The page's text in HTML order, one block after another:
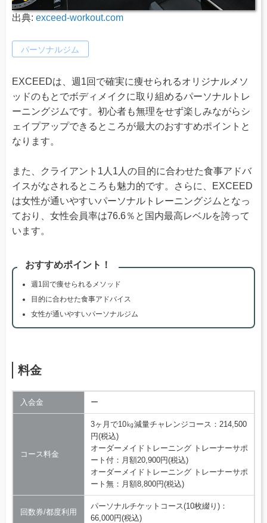
出典: exceed-workout.com
パーソナルジム
EXCEEDは、週1回で確実に痩せられるオリジナルメソ
ッドのもとでボディメイクに取り組めるパーソナルトレ
ーニングジムです。初心者も無理をせず楽しみながらシ
ェイプアップできるところが最大のおすすめポイントと
なります。
また、クライアント1人1人の目的に合わせた食事アドバ
イスがなされるところも魅力的です。さらに、EXCEED
は女性が通いやすいパーソナルトレーニングジムとなっ
ており、女性会員率は76.6％と国内最高レベルを誇って
います。
おすすめポイント！
週1回で痩せられるメソッド
目的に合わせた食事アドバイス
女性が通いやすいパーソナルジム
料金
入会金 ー
コース料金
3ヶ月で10㎏減量チャレンジコース：214,500
円(税込)
オーダーメイドトレーニング トレーナーサポ
ート付：月額20,900円(税込)
オーダーメイドトレーニング トレーナーサポ
ート無：月額8,800円(税込)
回数券/都度利用
パーソナルチケットコース(10枚綴り)：
66,000円(税込)